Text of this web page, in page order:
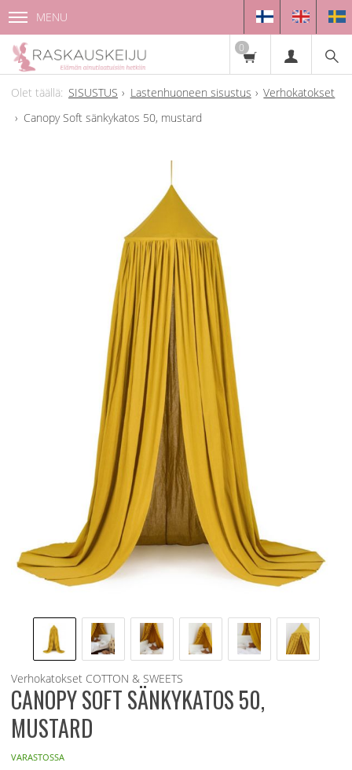
MENU
0
SISUSTUS Lastenhuoneen sisustus
Verhokatokset
Canopy Soft sänkykatos 50, mustard
Verhokatokset COTTON & SWEETS
CANOPY SOFT SÄNKYKATOS 50,
MUSTARD
VARASTOSSA